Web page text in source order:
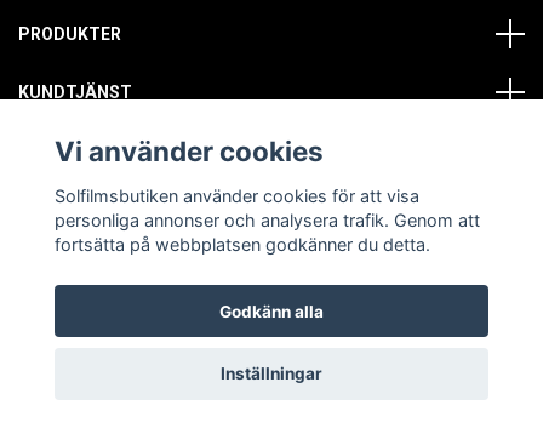
PRODUKTER
KUNDTJÄNST
OM OSS
SOCIALA MEDIER
© Copyright 2026 Solfilmsbutiken. All rights reserved.
Vi använder cookies
Solfilmsbutiken använder cookies för att visa
personliga annonser och analysera trafik. Genom att
fortsätta på webbplatsen godkänner du detta.
Godkänn alla
Inställningar